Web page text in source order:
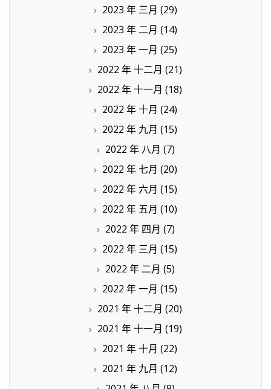
2023 年 三月 (29)
2023 年 二月 (14)
2023 年 一月 (25)
2022 年 十二月 (21)
2022 年 十一月 (18)
2022 年 十月 (24)
2022 年 九月 (15)
2022 年 八月 (7)
2022 年 七月 (20)
2022 年 六月 (15)
2022 年 五月 (10)
2022 年 四月 (7)
2022 年 三月 (15)
2022 年 二月 (5)
2022 年 一月 (15)
2021 年 十二月 (20)
2021 年 十一月 (19)
2021 年 十月 (22)
2021 年 九月 (12)